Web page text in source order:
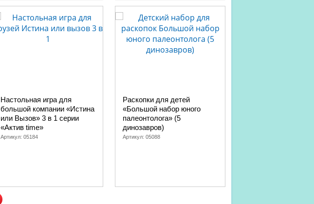
Настольная игра для
большой компании «Истина
или Вызов» 3 в 1 серии
«Актив time»
Артикул: 05184
Раскопки для детей
«Большой набор юного
палеонтолога» (5
динозавров)
Артикул: 05088